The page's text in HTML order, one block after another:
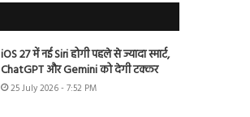
iOS 27 में नई Siri होगी पहले से ज्यादा स्मार्ट,
ChatGPT और Gemini को देगी टक्कर
25 July 2026 - 7:52 PM